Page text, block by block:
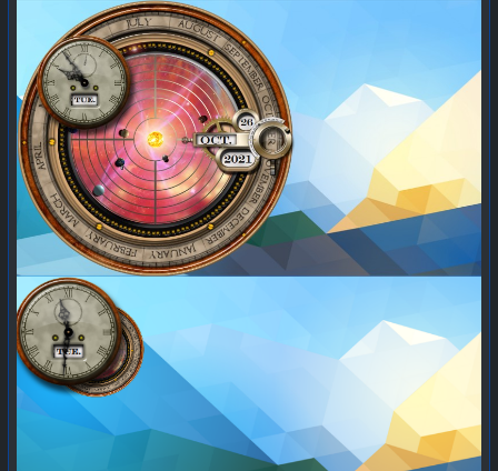
системного кризиса. Когда всё это отступило под
давлением мифических «требований рынка» —
банальной погоне за быстрыми прибылями и
минимальной себестоимостью. Такой же выдуманной
и мифической сущности, как печально известная
«невидимая рука» Адама Смита.
Т.е. зумеры с миллениалами открыли для себя мир
разработки софта в том виде, каким таковой должен
быть, даже когда решение (продукт) собирается из
сотни чужих (сторонних) open source компонентов.
Когда огромная или подавляющая часть продукта
слеплена из говна и палок (является непонятно кем
написанным и неясно как развивающимся).
Да и к вопросу независимого развития open source,
использование компонентов (библиотек) из distrolеss-
образов крайне полезно для обеспечения
жизнеспособности и разнообразия в GNU'шном мире
из-за безумного фрагментирования #linux'ов.